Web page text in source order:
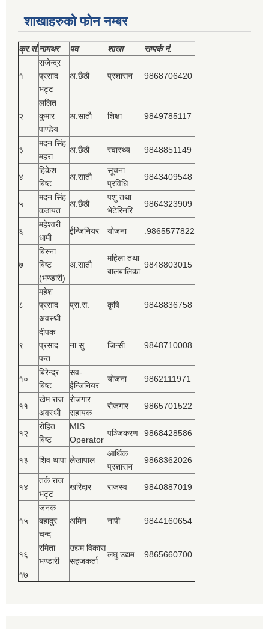
शाखाहरुको फोन नम्बर
क्र.सं.नामथर पद शाखा सम्‍पर्क नं.
१
राजेन्द्र
प्रसाद
भट्ट
अ.छैठौ प्रशासन 9868706420
२
ललित
कुमार
पाण्डेय
अ.सातौ शिक्षा 9849785117
३
मदन सिंह
महरा
अ.छैठौ स्वास्थ्य 9848851149
४
हिकेश
बिष्‍ट
अ.सातौ
सूचना
प्रविधि
9843409548
५
मदन सिंह
कठायत
अ.छैठौ
पशु तथा
भेटेरिनरि
9864323909
६
महेश्‍वरी
धामी
ईन्जिनियर योजना .9865577822
७
बिस्‍ना
बिष्‍ट
(भण्डारी)
अ.सातौ
महिला तथा
बालबालिका
9848803015
८
महेश
प्रसाद
अवस्थी
प्रा.स. कृषि 9848836758
९
दीपक
प्रसाद
पन्त
ना.सु. जिन्सी 9848710008
१०
बिरेन्द्र
बिष्‍ट
सव-
ईन्जिनियर.
योजना 9862111971
११
खेम राज
अवस्थी
रोजगार
सहायक
रोजगार 9865701522
१२
रोहित
बिष्‍ट
MIS
Operator
पञ्‍जिकरण 9868428586
१३ शिव थापा लेखापाल
आर्थिक
प्रशासन
9868362026
१४
तर्क राज
भट्ट
खरिदार राजस्‍व 9840887019
१५
जनक
बहादुर
चन्द
अमिन नापी 9844160654
१६
रमिता
भण्डारी
उद्यम विकास
सहजकर्ता
लघु उद्यम 9865660700
१७